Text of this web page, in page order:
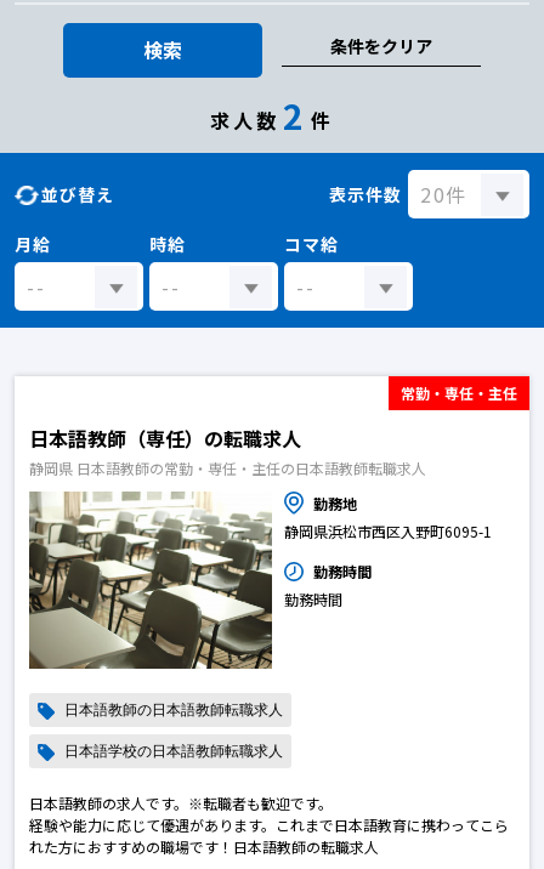
検索 条件をクリア
求人数 2 件
並び替え 表示件数
月給 時給 コマ給
常勤・専任・主任
日本語教師（専任）の転職求人
静岡県 日本語教師の常勤・専任・主任の日本語教師転職求人
勤務地
静岡県浜松市西区入野町6095-1
勤務時間
勤務時間
日本語教師の日本語教師転職求人
日本語学校の日本語教師転職求人
日本語教師の求人です。※転職者も歓迎です。
経験や能力に応じて優遇があります。これまで日本語教育に携わってこら
れた方におすすめの職場です！日本語教師の転職求人